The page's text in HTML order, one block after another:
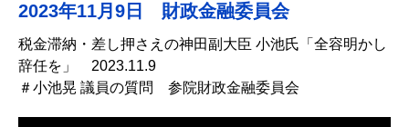
2023年11月9日 財政金融委員会
税金滞納・差し押さえの神田副大臣 小池氏「全容明かし
辞任を」 2023.11.9
＃小池晃 議員の質問 参院財政金融委員会